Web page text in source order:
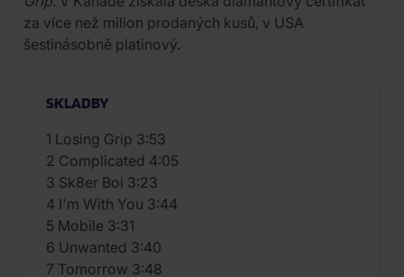
za více než milion prodaných kusů, v USA
šestinásobně platinový.
SKLADBY
1 Losing Grip 3:53
2 Complicated 4:05
3 Sk8er Boi 3:23
4 I'm With You 3:44
5 Mobile 3:31
6 Unwanted 3:40
7 Tomorrow 3:48